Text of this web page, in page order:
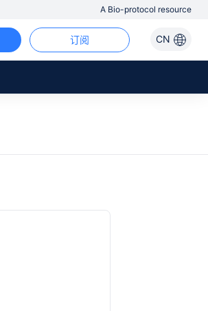
A Bio-protocol resource
CN
订阅